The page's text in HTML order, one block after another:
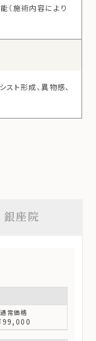
（施術内容により
スト形成、異物感、
銀座院